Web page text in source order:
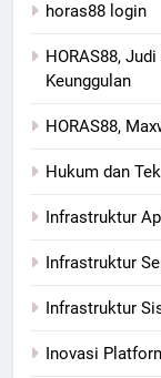
horas88 login
HORAS88,
Keunggulan
HORAS88,
Hukum dan
Infrastruktur
Infrastruktur
Infrastruktur
Inovasi